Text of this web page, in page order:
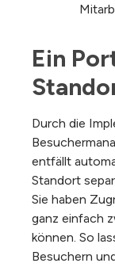
Ein
Durch die
entfällt
Standort
Sie haben
ganz einfach
können. So
Besuchern